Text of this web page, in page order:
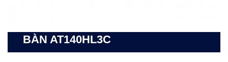
BÀN AT140HL3C